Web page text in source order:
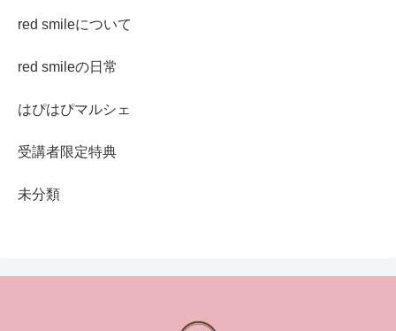
red smileについて
red smileの日常
はぴはぴマルシェ
受講者限定特典
未分類